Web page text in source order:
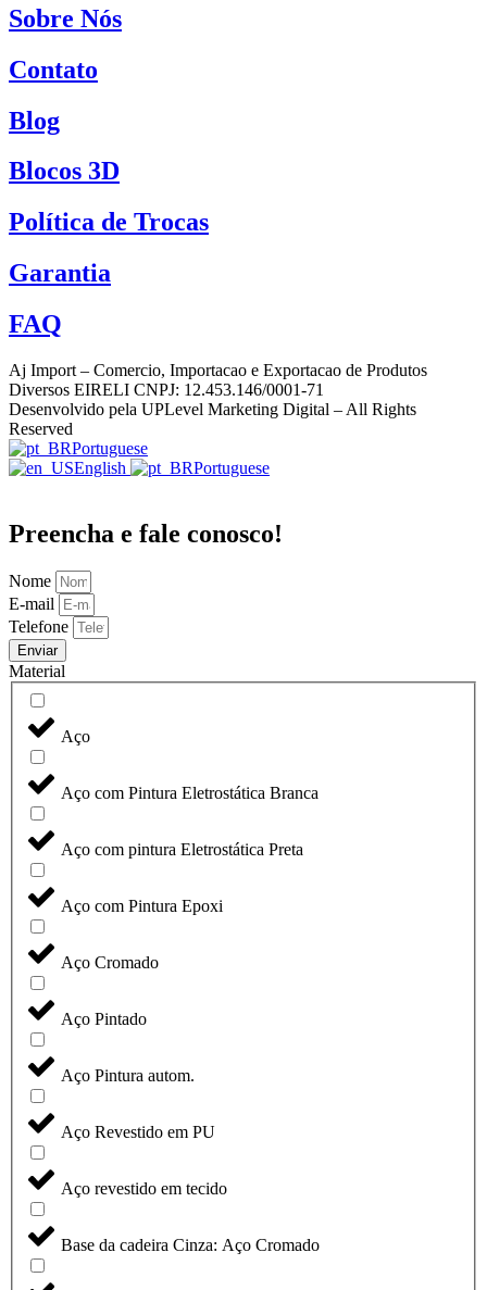
Sobre Nós
Contato
Blog
Blocos 3D
Política de Trocas
Garantia
FAQ
Aj Import – Comercio, Importacao e Exportacao de Produtos
Diversos EIRELI CNPJ: 12.453.146/0001-71
Desenvolvido pela UPLevel Marketing Digital – All Rights
Reserved
Portuguese
English
Portuguese
Preencha e fale conosco!
Nome
E-mail
Telefone
Enviar
Material
Aço
Aço com Pintura Eletrostática Branca
Aço com pintura Eletrostática Preta
Aço com Pintura Epoxi
Aço Cromado
Aço Pintado
Aço Pintura autom.
Aço Revestido em PU
Aço revestido em tecido
Base da cadeira Cinza: Aço Cromado